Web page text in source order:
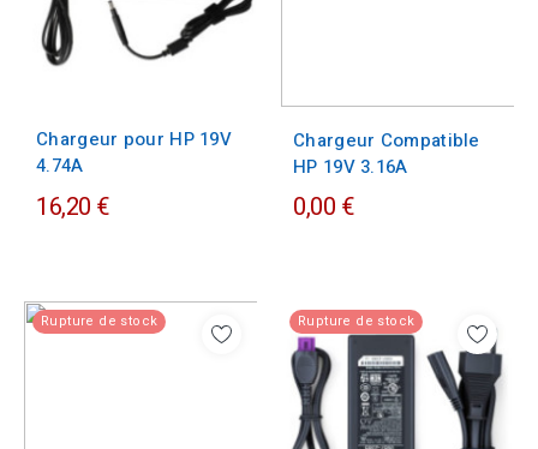
Chargeur pour HP 19V
4.74A
16,20 €
Chargeur Compatible
HP 19V 3.16A
0,00 €
Rupture de stock Rupture de stock